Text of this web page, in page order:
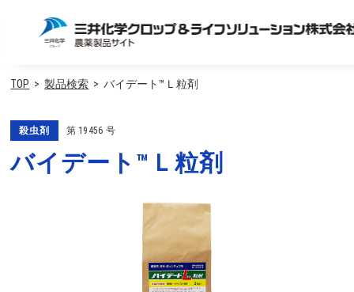
TOP 製品検索 バイデート™Ｌ粒剤
殺虫剤 第 19456 号
バイデート™Ｌ粒剤